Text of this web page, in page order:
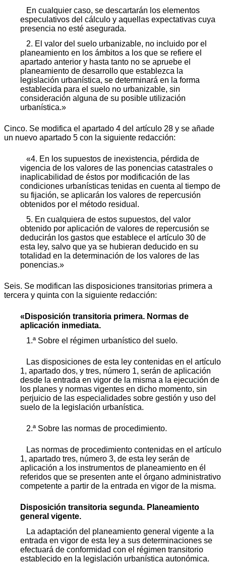
En cualquier caso, se descartarán los elementos
especulativos del cálculo y aquellas expectativas cuya
presencia no esté asegurada.
2. El valor del suelo urbanizable, no incluido por el
planeamiento en los ámbitos a los que se refiere el
apartado anterior y hasta tanto no se apruebe el
planeamiento de desarrollo que establezca la
legislación urbanística, se determinará en la forma
establecida para el suelo no urbanizable, sin
consideración alguna de su posible utilización
urbanística.»
Cinco. Se modifica el apartado 4 del artículo 28 y se añade
un nuevo apartado 5 con la siguiente redacción:
«4. En los supuestos de inexistencia, pérdida de
vigencia de los valores de las ponencias catastrales o
inaplicabilidad de éstos por modificación de las
condiciones urbanísticas tenidas en cuenta al tiempo de
su fijación, se aplicarán los valores de repercusión
obtenidos por el método residual.
5. En cualquiera de estos supuestos, del valor
obtenido por aplicación de valores de repercusión se
deducirán los gastos que establece el artículo 30 de
esta ley, salvo que ya se hubieran deducido en su
totalidad en la determinación de los valores de las
ponencias.»
Seis. Se modifican las disposiciones transitorias primera a
tercera y quinta con la siguiente redacción:
«Disposición transitoria primera. Normas de
aplicación inmediata.
1.ª Sobre el régimen urbanístico del suelo.
Las disposiciones de esta ley contenidas en el artículo
1, apartado dos, y tres, número 1, serán de aplicación
desde la entrada en vigor de la misma a la ejecución de
los planes y normas vigentes en dicho momento, sin
perjuicio de las especialidades sobre gestión y uso del
suelo de la legislación urbanística.
2.ª Sobre las normas de procedimiento.
Las normas de procedimiento contenidas en el artículo
1, apartado tres, número 3, de esta ley serán de
aplicación a los instrumentos de planeamiento en él
referidos que se presenten ante el órgano administrativo
competente a partir de la entrada en vigor de la misma.
Disposición transitoria segunda. Planeamiento
general vigente.
La adaptación del planeamiento general vigente a la
entrada en vigor de esta ley a sus determinaciones se
efectuará de conformidad con el régimen transitorio
establecido en la legislación urbanística autonómica.